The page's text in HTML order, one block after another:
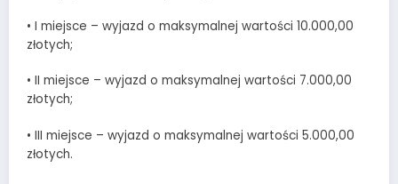
• I miejsce – wyjazd o maksymalnej wartości 10.000,00
złotych;
• II miejsce – wyjazd o maksymalnej wartości 7.000,00
złotych;
• III miejsce – wyjazd o maksymalnej wartości 5.000,00
złotych.